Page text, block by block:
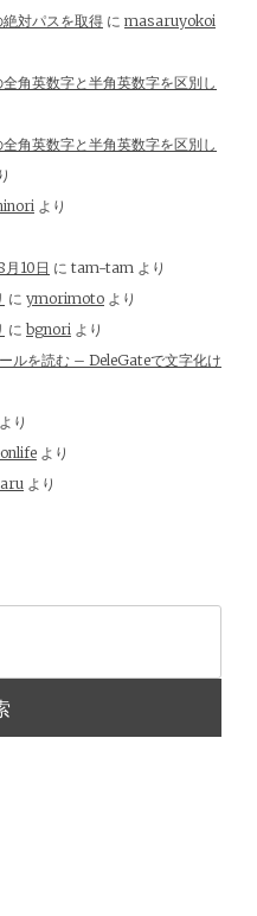
対パスを取得 に masaruyokoi
角英数字と半角英数字を区別し
角英数字と半角英数字を区別し
より
10日 に tam-tam より
に ymorimoto より
に bgnori より
ルを読む – DeleGateで文字化け
より
より
より